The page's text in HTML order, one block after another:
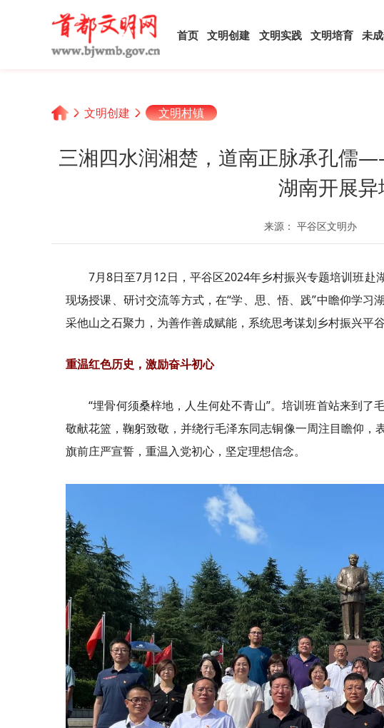
首页 文明创建 文明实践 文明培育 未
文明创建 文明村镇
三湘四水润湘楚，道南正脉承孔儒
湖南开展
来源： 平谷区文明办
7月8日至7月12日，平谷区2024年乡村振兴专题培训班赴
现场授课、研讨交流等方式，在“学、思、悟、践”中瞻仰学习
采他山之石聚力，为善作善成赋能，系统思考谋划乡村振兴平谷
重温红色历史，激励奋斗初心
“埋骨何须桑梓地，人生何处不青山”。培训班首站来到
敬献花篮，鞠躬致敬，并绕行毛泽东同志铜像一周注目瞻仰
旗前庄严宣誓，重温入党初心，坚定理想信念。